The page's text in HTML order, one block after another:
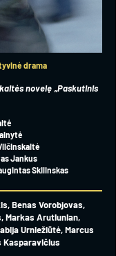
drama
novelę „Paskutinis
Jankus
Skilinskas
Benas Vorobjovas,
Markas Arutiunian,
Urniežiūtė, Marcus
Kasparavičius